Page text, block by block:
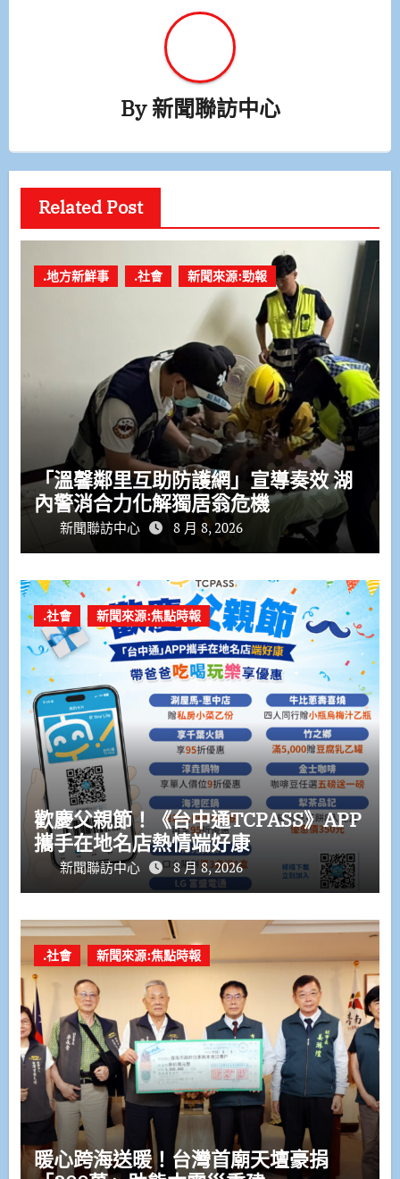
By新聞聯訪中心
Related Post
.地方新鮮事 .社會 新聞來源:勁報
「溫馨鄰里互助防護網」宣導奏效 湖
內警消合力化解獨居翁危機
新聞聯訪中心 8 月 8, 2026
.社會 新聞來源:焦點時報
歡慶父親節！《台中通TCPASS》APP
攜手在地名店熱情端好康
新聞聯訪中心 8 月 8, 2026
.社會 新聞來源:焦點時報
暖心跨海送暖！台灣首廟天壇豪捐